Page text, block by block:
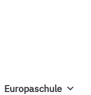
Europaschule